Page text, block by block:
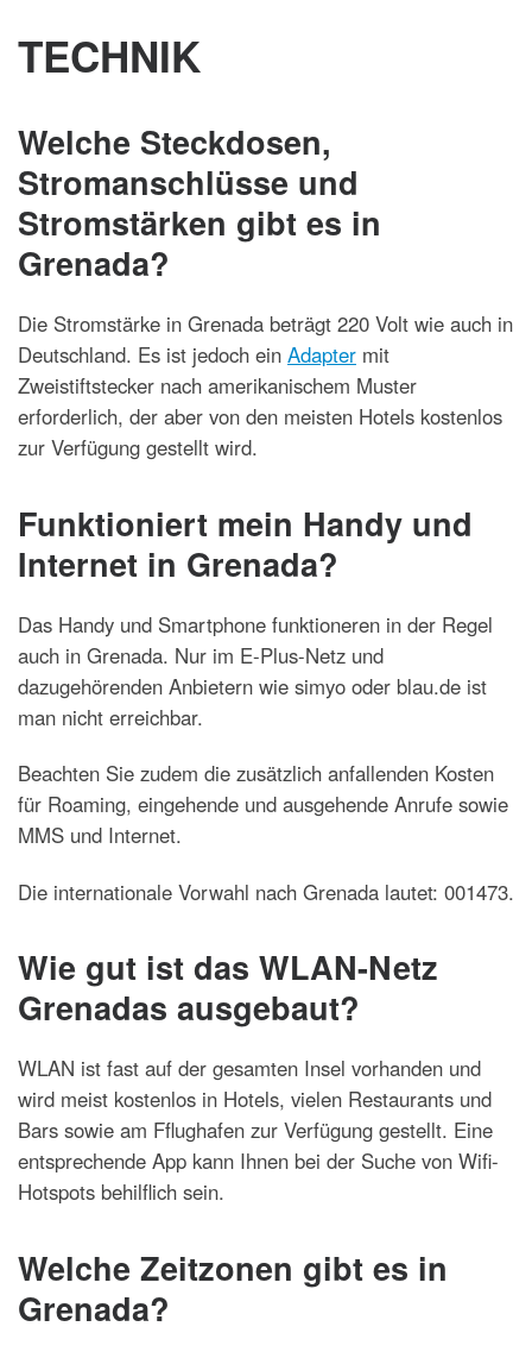
TECHNIK
Welche Steckdosen,
Stromanschlüsse und
Stromstärken gibt es in
Grenada?
Die Stromstärke in Grenada beträgt 220 Volt wie auch in
Deutschland. Es ist jedoch ein Adapter mit
Zweistiftstecker nach amerikanischem Muster
erforderlich, der aber von den meisten Hotels kostenlos
zur Verfügung gestellt wird.
Funktioniert mein Handy und
Internet in Grenada?
Das Handy und Smartphone funktioneren in der Regel
auch in Grenada. Nur im E-Plus-Netz und
dazugehörenden Anbietern wie simyo oder blau.de ist
man nicht erreichbar.
Beachten Sie zudem die zusätzlich anfallenden Kosten
für Roaming, eingehende und ausgehende Anrufe sowie
MMS und Internet.
Die internationale Vorwahl nach Grenada lautet: 001473.
Wie gut ist das WLAN-Netz
Grenadas ausgebaut?
WLAN ist fast auf der gesamten Insel vorhanden und
wird meist kostenlos in Hotels, vielen Restaurants und
Bars sowie am Fflughafen zur Verfügung gestellt. Eine
entsprechende App kann Ihnen bei der Suche von Wifi-
Hotspots behilflich sein.
Welche Zeitzonen gibt es in
Grenada?